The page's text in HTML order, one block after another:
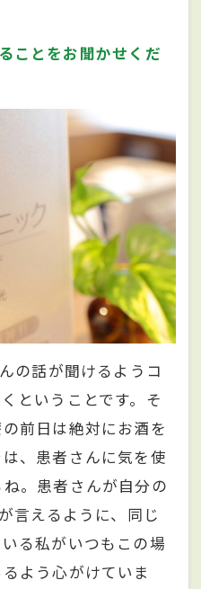
ことをお聞かせくだ
の話が聞けるようコ
ということです。そ
前日は絶対にお酒を
、患者さんに気を使
。患者さんが自分の
言えるように、同じ
る私がいつもこの場
よう心がけていま